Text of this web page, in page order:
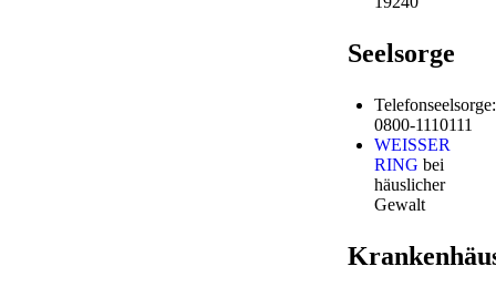
Seelsorge
Telefonseelsorge:
0800-1110111
WEISSER
RING bei
häuslicher
Gewalt